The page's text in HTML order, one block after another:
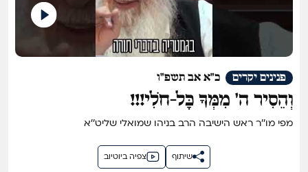
כ"א אב תשפ"ו פנינים יקרים
וְהֵסִיר ה' מִמְּךָ כָּל-חֹלִי!!!
מפי מו''ר ראש הישיבה הרב בניהו שמואלי שליט''א
צפיה ביוטיוב שיתוף